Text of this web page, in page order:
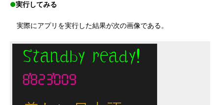
●実行してみる
実際にアプリを実行した結果が次の画像である。